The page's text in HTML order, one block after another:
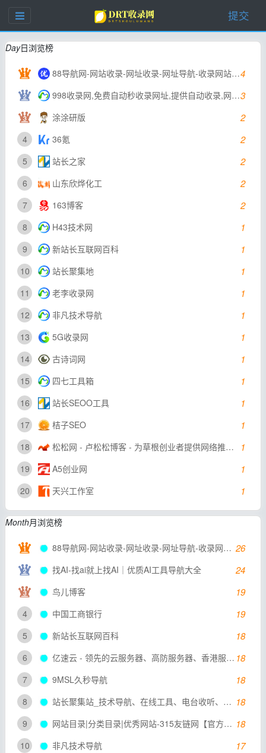
提交
Day日浏览榜
88导航网-网站收录-网址收录-网址导航-收录网站-自助广告系统4
998收录网,免费自动秒收录网址,提供自动收录,网站导航大全源码,自动链,友情链接交换。3
涂涂研版 2
4 36氪 2
5 站长之家 2
6 山东欣烨化工 2
7 163博客 2
8 H43技术网 1
9 新站长互联网百科 1
10 站长聚集地 1
11 老李收录网 1
12 非凡技术导航 1
13 5G收录网 1
14 古诗词网 1
15 四七工具箱 1
16 站长SEOO工具 1
17 桔子SEO 1
18 松松网 - 卢松松博客 - 为草根创业者提供网络推广知识 1
19 A5创业网 1
20 天兴工作室 1
Month月浏览榜
88导航网-网站收录-网址收录-网址导航-收录网站-自助广告系统 26
找AI-找ai就上找AI｜优质AI工具导航大全 24
鸟儿博客 19
4 中国工商银行 19
5 新站长互联网百科 18
6 亿速云 - 领先的云服务器、高防服务器、香港服务器云计算服务商！ 18
7 9MSL久秒导航 18
8 站长聚集站_技术导航、在线工具、电台收听、API接口、在线壁纸、公众号、小程序、小游戏、软件应用等，打造网站交流和展示平台 - 一站式资源平台 18
9 网站目录|分类目录|优秀网站-315友链网【官方网站】 18
10 非凡技术导航 17